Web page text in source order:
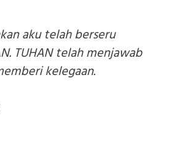
aku telah berseru
TUHAN telah menjawab
kelegaan.